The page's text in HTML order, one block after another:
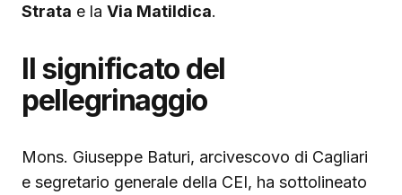
Strata e la Via Matildica.
Il significato del
pellegrinaggio
Mons. Giuseppe Baturi, arcivescovo di Cagliari
e segretario generale della CEI, ha sottolineato